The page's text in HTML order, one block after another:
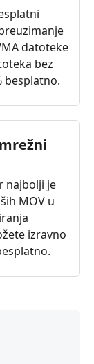
datoteke
bez
besplatno.
najbolji je
MOV u
izravno